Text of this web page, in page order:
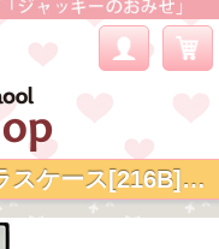
iPhoneXsMAX スクエア ガラスケース[216B] (みずたま)